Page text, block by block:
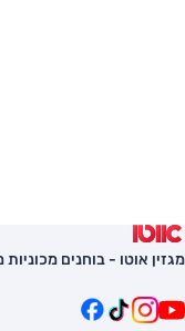
מגזין אוטו - בוחנים מכוניות